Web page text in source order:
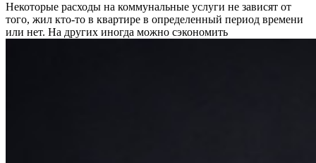
Некоторые расходы на коммунальные услуги не зависят от
того, жил кто-то в квартире в определенный период времени
или нет. На других иногда можно сэкономить